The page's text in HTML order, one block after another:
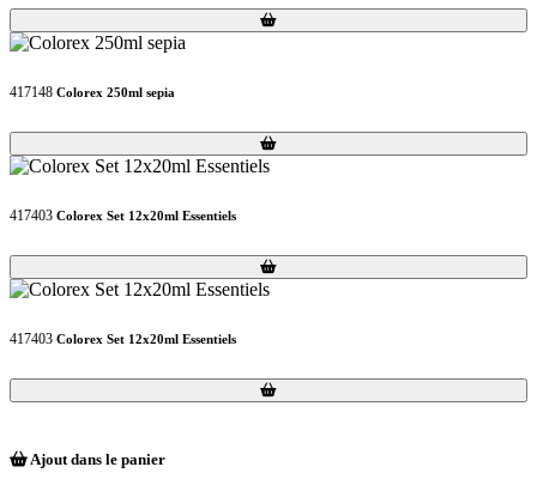
Loading...
Loading...
417148 Colorex 250ml sepia
Loading...
Loading...
417403 Colorex Set 12x20ml Essentiels
Loading...
Loading...
417403 Colorex Set 12x20ml Essentiels
Loading...
Loading...
Ajout dans le panier